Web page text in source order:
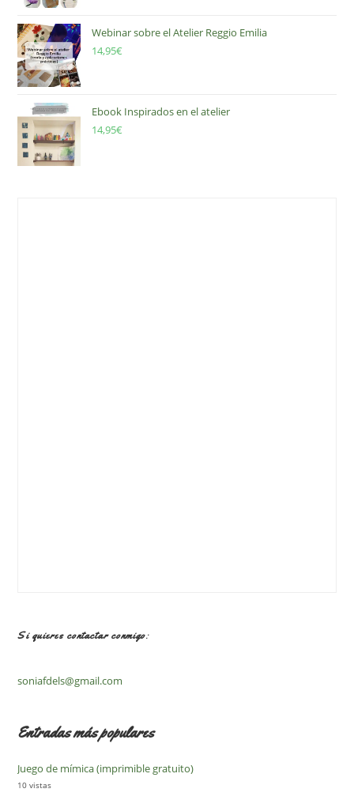
Webinar sobre el Atelier Reggio Emilia
14,95€
Ebook Inspirados en el atelier
14,95€
Si quieres contactar conmigo:
soniafdels@gmail.com
Entradas más populares
Juego de mímica (imprimible gratuito)
10 vistas